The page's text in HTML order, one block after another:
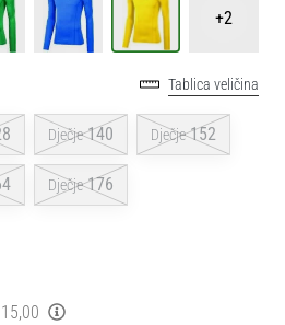
+2
Tablica veličina
Dječje 140 Dječje 152
Dječje 176